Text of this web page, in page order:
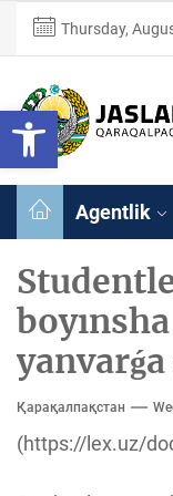
Open toolbar
content
Thursday,
Agentlik
Қарақалпақстан
(https://lex.uz/